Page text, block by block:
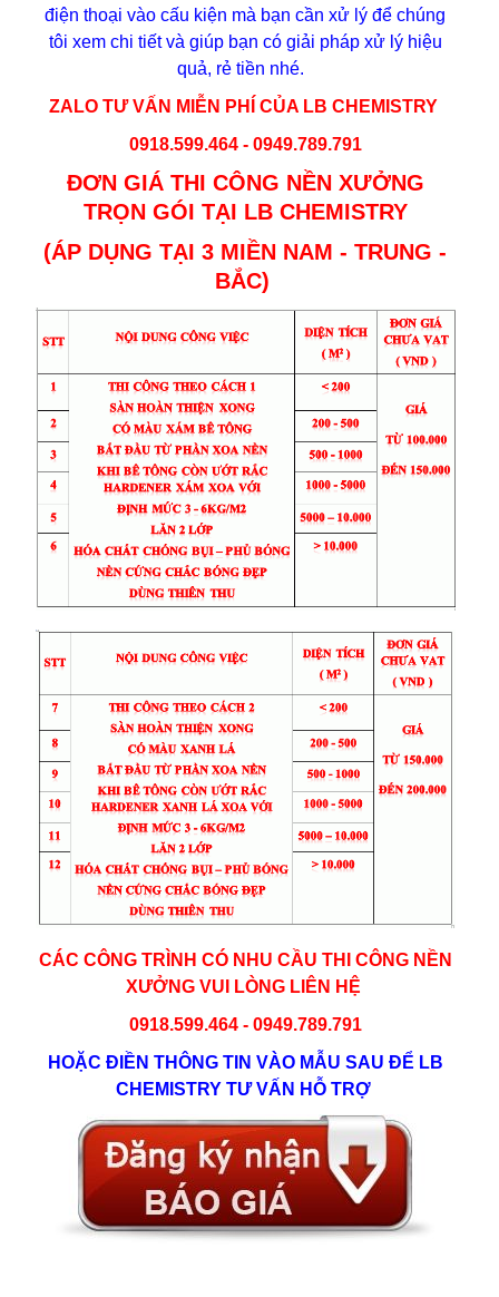
điện thoại vào cấu kiện mà bạn cần xử lý để chúng
tôi xem chi tiết và giúp bạn có giải pháp xử lý hiệu
quả, rẻ tiền nhé.
ZALO TƯ VẤN MIỄN PHÍ CỦA LB CHEMISTRY
0918.599.464 - 0949.789.791
ĐƠN GIÁ THI CÔNG NỀN XƯỞNG
TRỌN GÓI TẠI LB CHEMISTRY
(ÁP DỤNG TẠI 3 MIỀN NAM - TRUNG -
BẮC)
CÁC CÔNG TRÌNH CÓ NHU CẦU THI CÔNG NỀN
XƯỞNG VUI LÒNG LIÊN HỆ
0918.599.464 - 0949.789.791
HOẶC ĐIỀN THÔNG TIN VÀO MẪU SAU ĐỂ LB
CHEMISTRY TƯ VẤN HỖ TRỢ